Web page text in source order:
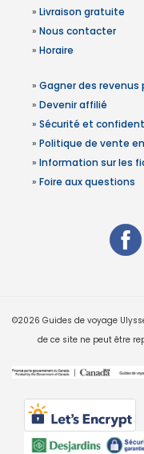
» Livraison gratuite
» Nous contacter
» Horaire
» Gagner des
» Devenir affilié
» Sécurité et
» Politique de vente
» Information sur les
» Foire aux questions
©2026 Guides de voyage
de ce site ne peut être